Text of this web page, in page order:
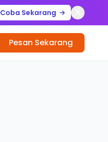
Coba Sekarang
Pesan Sekarang